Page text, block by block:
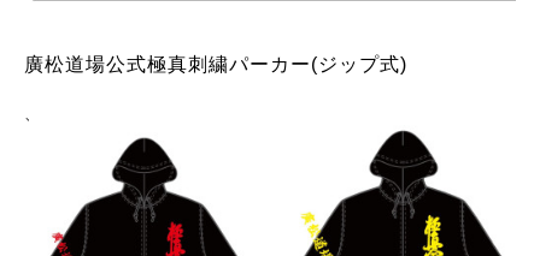
廣松道場公式極真刺繍パーカー(ジップ式)